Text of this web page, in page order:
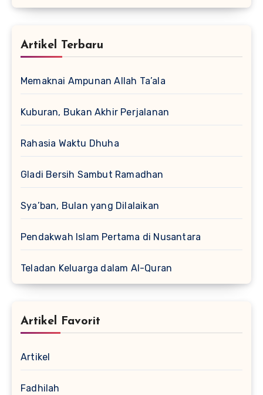
Artikel Terbaru
Memaknai Ampunan Allah Ta’ala
Kuburan, Bukan Akhir Perjalanan
Rahasia Waktu Dhuha
Gladi Bersih Sambut Ramadhan
Sya’ban, Bulan yang Dilalaikan
Pendakwah Islam Pertama di Nusantara
Teladan Keluarga dalam Al-Quran
Artikel Favorit
Artikel
Fadhilah